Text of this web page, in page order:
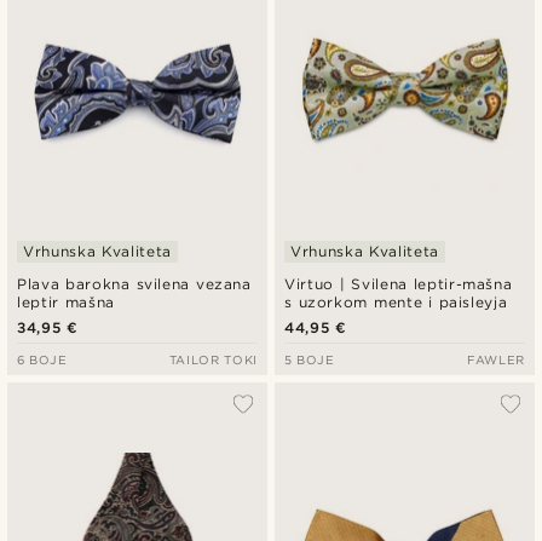
Plava barokna svilena vezana
leptir mašna
Vrhunska Kvaliteta
34,95 €
6 BOJE TAILOR TOKI
Virtuo | Svilena leptir-mašna
s uzorkom mente i paisleyja
Vrhunska Kvaliteta
44,95 €
5 BOJE FAWLER